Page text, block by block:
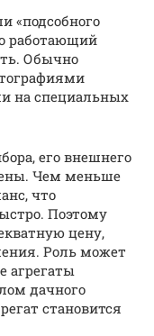
«подсобного
работающий
Обычно
на специальных
его внешнего
Чем меньше
что
Поэтому
цену,
Роль может
агрегаты
дачного
становится